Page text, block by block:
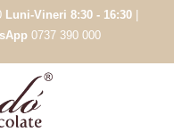
Luni-Vineri 8:30 - 16:30
0737 390 000